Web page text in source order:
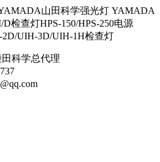
山田科学强光灯 YAMADA
检查灯HPS-150/HPS-250电源
UIH-3D/UIH-1H检查灯
科学总代理